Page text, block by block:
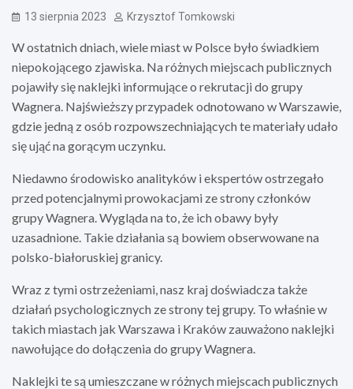
13 sierpnia 2023 Krzysztof Tomkowski
W ostatnich dniach, wiele miast w Polsce było świadkiem
niepokojącego zjawiska. Na różnych miejscach publicznych
pojawiły się naklejki informujące o rekrutacji do grupy
Wagnera. Najświeższy przypadek odnotowano w Warszawie,
gdzie jedną z osób rozpowszechniających te materiały udało
się ująć na gorącym uczynku.
Niedawno środowisko analityków i ekspertów ostrzegało
przed potencjalnymi prowokacjami ze strony członków
grupy Wagnera. Wygląda na to, że ich obawy były
uzasadnione. Takie działania są bowiem obserwowane na
polsko-białoruskiej granicy.
Wraz z tymi ostrzeżeniami, nasz kraj doświadcza także
działań psychologicznych ze strony tej grupy. To właśnie w
takich miastach jak Warszawa i Kraków zauważono naklejki
nawołujące do dołączenia do grupy Wagnera.
Naklejki te są umieszczane w różnych miejscach publicznych